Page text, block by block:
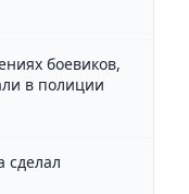
боевиков,
в полиции
сделал